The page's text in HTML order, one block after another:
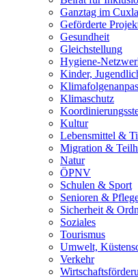
Ganztag im
Geförderte
Gesundheit
Gleichstellung
Hygiene-
Kinder,
Klimaschutz
Kultur
Lebensmittel &
Migration &
Natur
ÖPNV
Schulen & Sport
Senioren &
Sicherheit &
Soziales
Tourismus
Umwelt,
Verkehr